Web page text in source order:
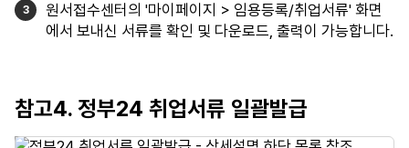
원서접수센터의 '마이페이지 > 임용등록/취업서류' 화면
에서 보내신 서류를 확인 및 다운로드, 출력이 가능합니다.
참고4. 정부24 취업서류 일괄발급